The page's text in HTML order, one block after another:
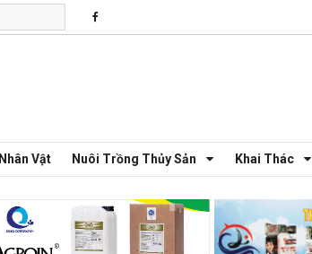
Nhân Vật Nuôi Trồng Thủy Sản Khai Thác